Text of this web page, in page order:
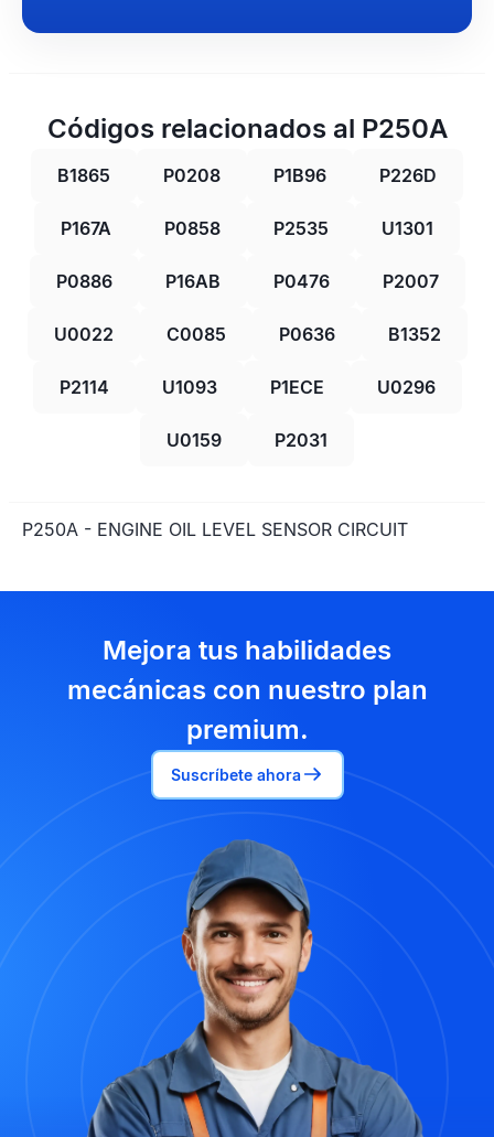
Códigos relacionados al P250A
B1865 P0208 P1B96 P226D
P167A P0858 P2535 U1301
P0886 P16AB P0476 P2007
U0022 C0085 P0636 B1352
P2114 U1093 P1ECE U0296
U0159 P2031
P250A - ENGINE OIL LEVEL SENSOR CIRCUIT
Mejora tus habilidades
mecánicas con nuestro plan
premium.
Suscríbete ahora